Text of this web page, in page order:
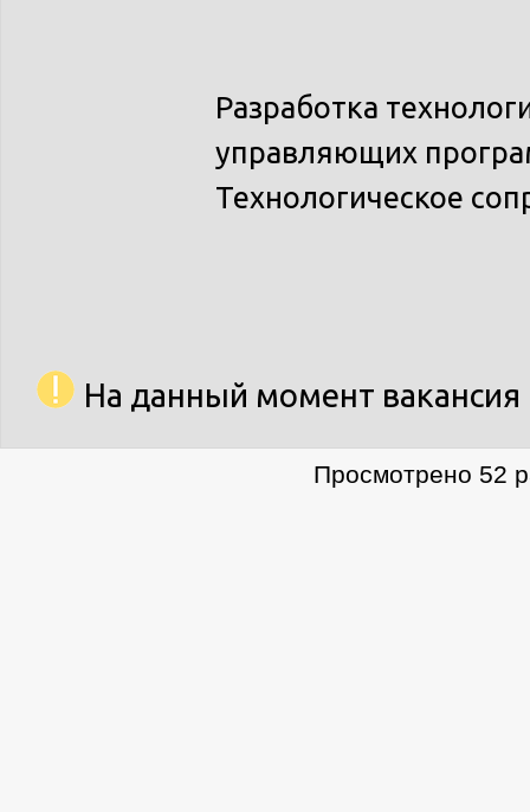
Разработка
управляющих
Технологическое
На данный момент вакансия
Просмотрено 52